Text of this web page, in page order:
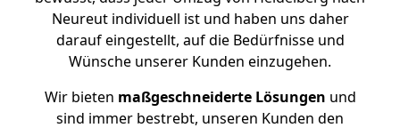
Neureut individuell ist und haben uns daher
darauf eingestellt, auf die Bedürfnisse und
Wünsche unserer Kunden einzugehen.
Wir bieten maßgeschneiderte Lösungen und
sind immer bestrebt, unseren Kunden den